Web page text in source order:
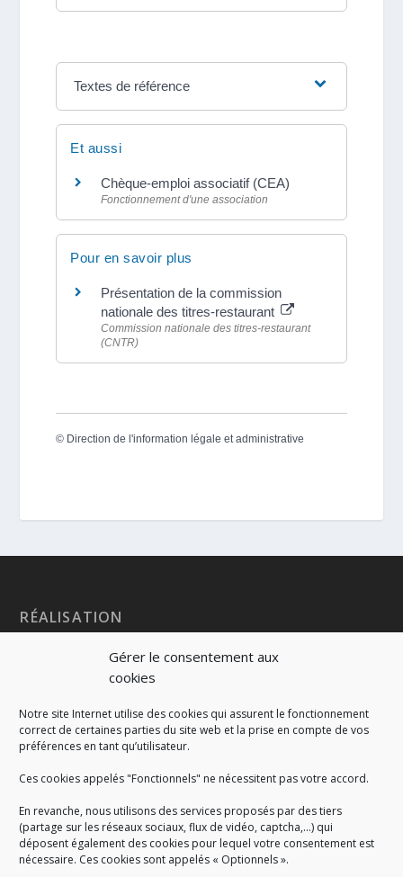
Gérer le consentement aux
cookies
Notre site Internet utilise des cookies qui assurent le fonctionnement
correct de certaines parties du site web et la prise en compte de vos
préférences en tant qu’utilisateur.
Ces cookies appelés "Fonctionnels" ne nécessitent pas votre accord.
En revanche, nous utilisons des services proposés par des tiers
(partage sur les réseaux sociaux, flux de vidéo, captcha,...) qui
déposent également des cookies pour lequel votre consentement est
nécessaire. Ces cookies sont appelés « Optionnels ».
Textes de référence
Et aussi
Chèque-emploi associatif (CEA)
Fonctionnement d'une association
Pour en savoir plus
Présentation de la commission
nationale des titres-restaurant
Commission nationale des titres-restaurant
(CNTR)
© Direction de l'information légale et administrative
RÉALISATION